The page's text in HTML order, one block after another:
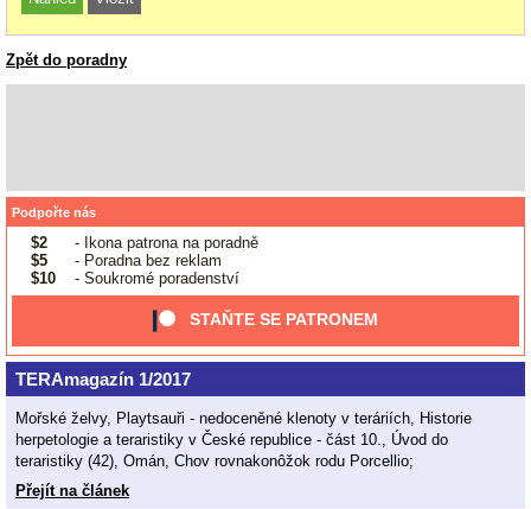
Zpět do poradny
Podpořte nás
$2
- Ikona patrona na poradně
$5
- Poradna bez reklam
$10
- Soukromé poradenství
STAŇTE SE PATRONEM
TERAmagazín 1/2017
Mořské želvy, Playtsauři - nedoceněné klenoty v teráriích, Historie
herpetologie a teraristiky v České republice - část 10., Úvod do
teraristiky (42), Omán, Chov rovnakonôžok rodu Porcellio;
Přejít na článek